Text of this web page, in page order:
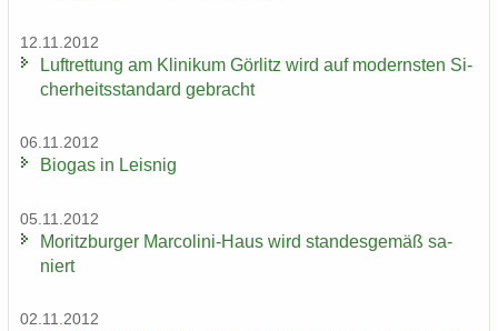
12.11.2012
Luft­ret­tung am Kli­ni­kum Gör­litz wird auf mo­derns­ten Si­
cher­heits­stan­dard ge­bracht
06.11.2012
Bio­gas in Leis­nig
05.11.2012
Mo­ritz­bur­ger Marcolini-​Haus wird stan­des­ge­mäß sa­
niert
02.11.2012